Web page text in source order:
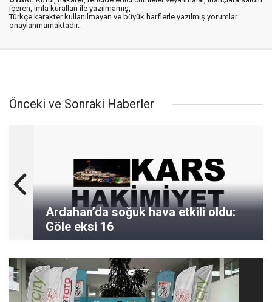
içeren, imla kuralları ile yazılmamış,
Türkçe karakter kullanılmayan ve büyük harflerle yazılmış yorumlar
onaylanmamaktadır.
Önceki ve Sonraki Haberler
Ardahan’da soğuk hava etkili oldu:
Göle eksi 16